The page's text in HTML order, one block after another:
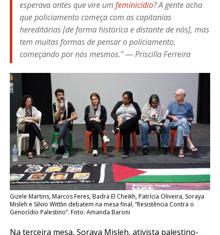
esperava antes que vire um feminicídio? A gente acha
que policiamento começa com as capitanias
hereditárias [de forma histórica e distante de nós], mas
tem muitas formas de pensar o policiamento,
começando por nós mesmos.” ― Priscilla Ferreira
Gizele Martins, Marcos Feres, Badra El Cheikh, Patrícia Oliveira, Soraya
Misleh e Silvio Wittlin debatem na mesa final, “Resistência Contra o
Genocídio Palestino”. Foto: Amanda Baroni
Na terceira mesa, Soraya Misleh, ativista palestino-